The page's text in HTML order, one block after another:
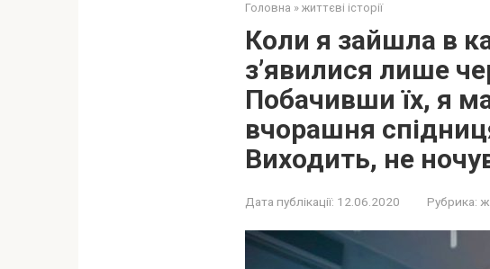
Головна » життєві історії
Коли я зайшла в
з’явилися лише
Побачивши їх, я
вчорашня
Виходить, не
Дата публікації: 12.06.2020 Рубрика: